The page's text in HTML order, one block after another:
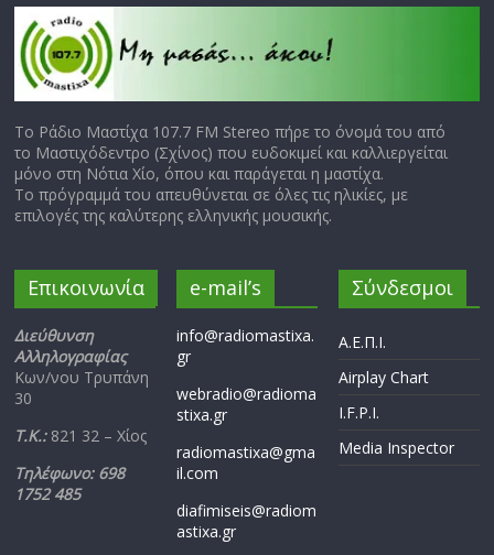
Το Ράδιο Μαστίχα 107.7 FM Stereo πήρε το όνομά του από
το Μαστιχόδεντρο (Σχίνος) που ευδοκιμεί και καλλιεργείται
μόνο στη Νότια Χίο, όπου και παράγεται η μαστίχα.
Το πρόγραμμά του απευθύνεται σε όλες τις ηλικίες, με
επιλογές της καλύτερης ελληνικής μουσικής.
Επικοινωνία
Διεύθυνση
Αλληλογραφίας
Κων/νου Τρυπάνη
30
Τ.Κ.: 821 32 – Χίος
Τηλέφωνο: 698
1752 485
e-mail’s
info@radiomastixa.
gr
webradio@radioma
stixa.gr
radiomastixa@gma
il.com
diafimiseis@radiom
astixa.gr
Σύνδεσμοι
Α.Ε.Π.Ι.
Airplay Chart
I.F.P.I.
Media Inspector